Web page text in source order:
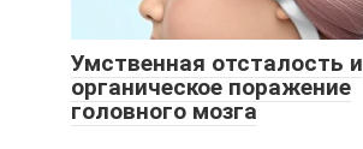
Умственная отсталость и
органическое поражение
головного мозга